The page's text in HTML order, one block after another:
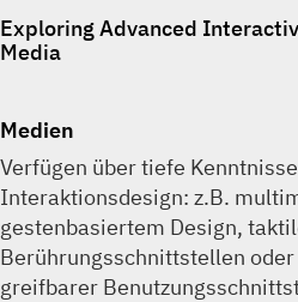
Exploring Advanced
Media
Medien
Verfügen über tiefe
Interaktionsdesign: z.B.
gestenbasiertem Design,
Berührungsschnittstellen
greifbarer